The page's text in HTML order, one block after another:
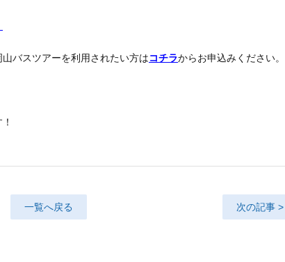
バスツアーを利用されたい方はコチラからお申込みください。
次の記事 >
一覧へ戻る